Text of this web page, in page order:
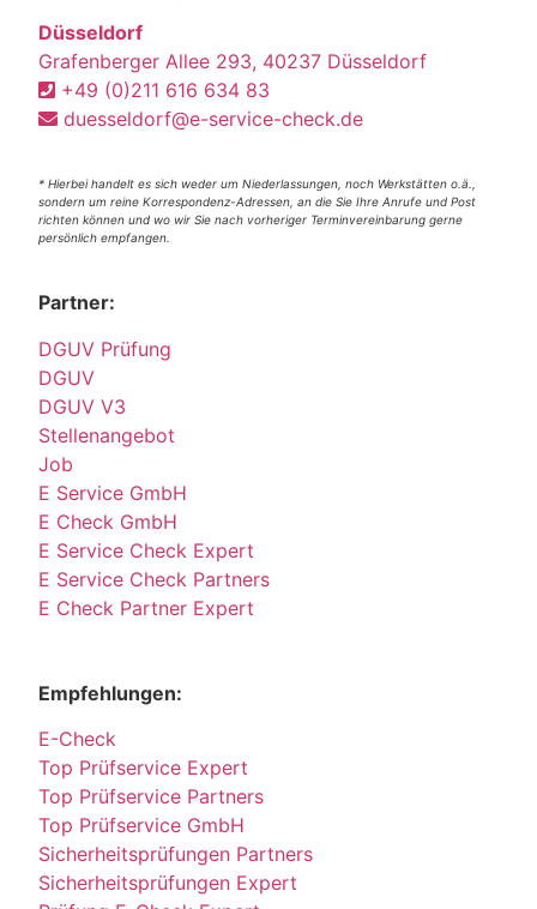
Düsseldorf
Grafenberger Allee 293, 40237 Düsseldorf
+49 (0)211 616 634 83
duesseldorf@e-service-check.de
* Hierbei handelt es sich weder um Niederlassungen, noch Werkstätten o.ä.,
sondern um reine Korrespondenz-Adressen, an die Sie Ihre Anrufe und Post
richten können und wo wir Sie nach vorheriger Terminvereinbarung gerne
persönlich empfangen.
Partner:
DGUV Prüfung
DGUV
DGUV V3
Stellenangebot
Job
E Service GmbH
E Check GmbH
E Service Check Expert
E Service Check Partners
E Check Partner Expert
Empfehlungen:
E-Check
Top Prüfservice Expert
Top Prüfservice Partners
Top Prüfservice GmbH
Sicherheitsprüfungen Partners
Sicherheitsprüfungen Expert